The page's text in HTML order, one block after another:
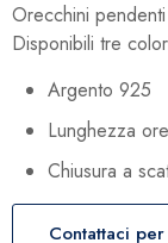
Orecchini
Disponibili tre
Argento 925
Lunghezza
Chiusura a
Contattaci